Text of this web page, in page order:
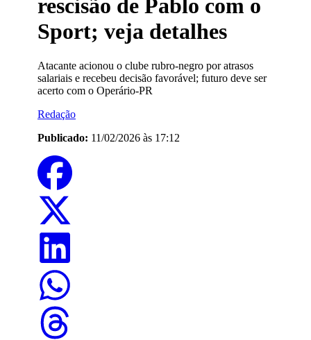
rescisão de Pablo com o
Sport; veja detalhes
Atacante acionou o clube rubro-negro por atrasos
salariais e recebeu decisão favorável; futuro deve ser
acerto com o Operário-PR
Redação
Publicado: 11/02/2026 às 17:12